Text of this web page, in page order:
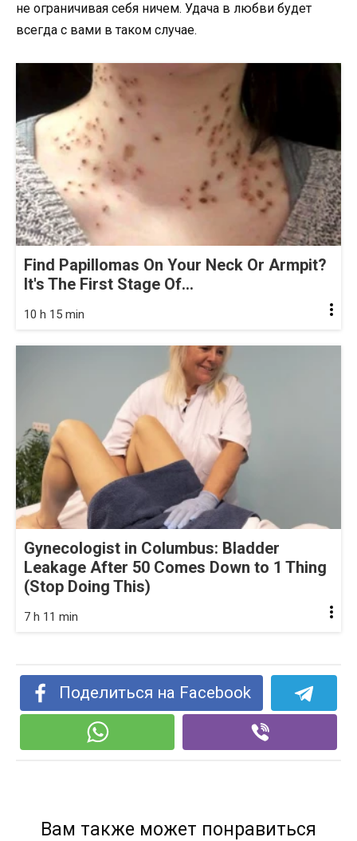
не ограничивая себя ничем. Удача в любви будет
всегда с вами в таком случае.
Find Papillomas On Your Neck Or Armpit?
It's The First Stage Of...
10 h 15 min
Gynecologist in Columbus: Bladder
Leakage After 50 Comes Down to 1 Thing
(Stop Doing This)
7 h 11 min
Поделиться на Facebook
Вам также может понравиться